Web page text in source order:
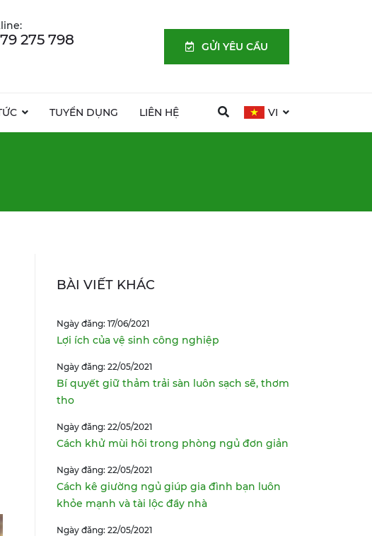
TUYỂN DỤNG LIÊN HỆ VI
275 798 GỬI YÊU CẦU
BÀI VIẾT KHÁC
Ngày đăng: 17/06/2021
Lợi ích của vệ sinh công nghiệp
Ngày đăng: 22/05/2021
Bí quyết giữ thảm trải sàn luôn sạch sẽ, thơm
tho
Ngày đăng: 22/05/2021
Cách khử mùi hôi trong phòng ngủ đơn giản
Ngày đăng: 22/05/2021
Cách kê giường ngủ giúp gia đình bạn luôn
khỏe mạnh và tài lộc đầy nhà
Ngày đăng: 22/05/2021